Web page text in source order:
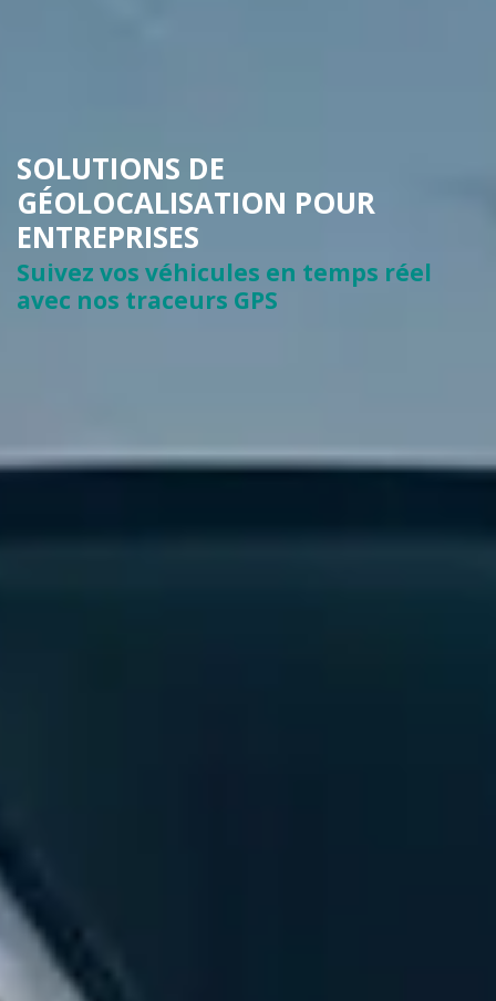
SOLUTIONS DE
GÉOLOCALISATION POUR
ENTREPRISES
Suivez vos véhicules en temps réel
avec nos traceurs GPS